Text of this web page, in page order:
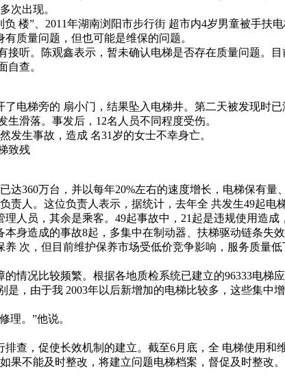
次出现。
”、2011年湖南浏阳市步行街 超市内4岁男童被手扶
质量问题，但也可能是维保的问题。
。陈观鑫表示，暂未确认电梯是否存在质量问题。
自查。
电梯旁的 扇小门，结果坠入电梯井。第二天被发现时已
滑落。事发后，12名人员不同程度受伤。
生事故，造成 名31岁的女士不幸身亡。
致残
360万台，并以每年20%左右的速度增长，电梯保有量
人。这位负责人表示，据统计，去年全 共发生49起电
员，其余是乘客。49起事故中，21起是违规使用造成
身造成的事故8起，多集中在制动器、扶梯驱动链条失
次，但目前维护保养市场受低价竞争影响，服务质量低
况比较频繁。根据各地质检系统已建立的96333电梯
是，由于我 2003年以后新增加的电梯比较多，这些集
。”他说。
，促使长效机制的建立。截至6月底，全 电梯使用和
果不能及时整改，将建立问题电梯档案，督促及时整改